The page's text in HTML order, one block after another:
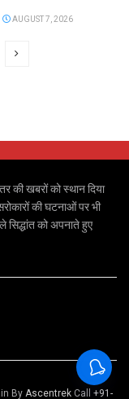
AUGUST 7, 2026
की खबरों को स्थान दिया
की घटनाओं पर भी
सिद्धांत को अपनाते हुए
By Ascentrek Call +91-